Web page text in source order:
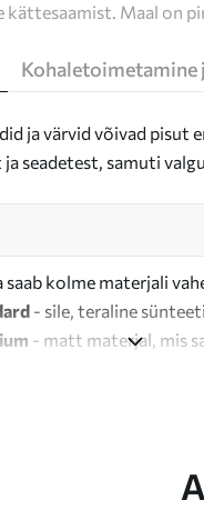
kättesaamist. Maal on
Kohaletoimetamine
ja värvid võivad pisut
seadetest, samuti
saab kolme materjali
- sile, teraline
- matt materjal, mis